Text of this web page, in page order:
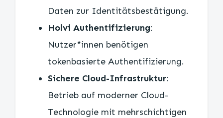
Daten zur Identitätsbestätigung.
Holvi Authentifizierung:
Nutzer*innen benötigen
tokenbasierte Authentifizierung.
Sichere Cloud-Infrastruktur:
Betrieb auf moderner Cloud-
Technologie mit mehrschichtigen